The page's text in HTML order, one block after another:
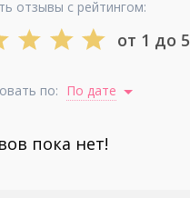
отзывы с рейтингом:
от 1 до 5
по: По дате
пока нет!